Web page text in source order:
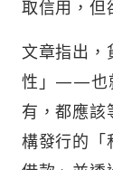
取信用，但
文章指出，
性」——也
有，都應該
構發行的「